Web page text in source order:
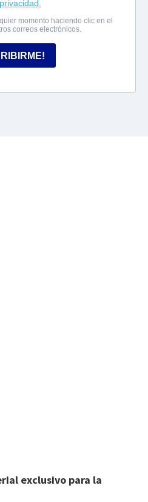
exclusivo para la